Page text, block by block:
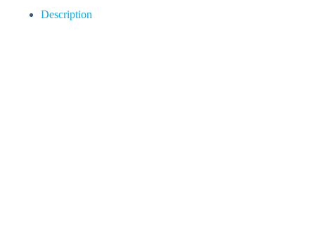
Description